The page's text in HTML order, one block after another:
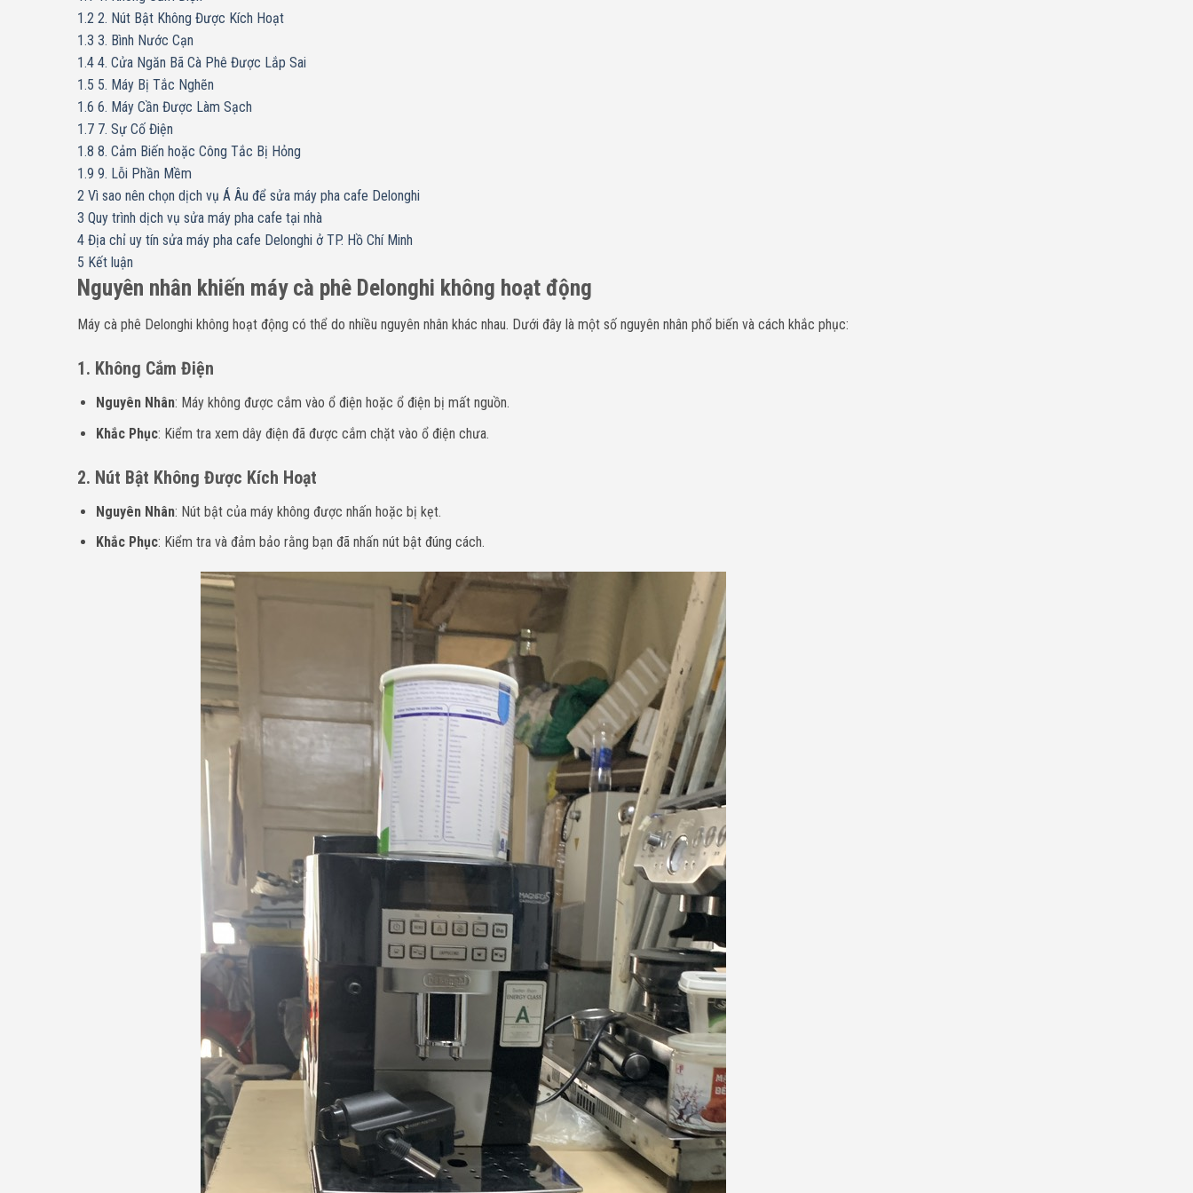
1.2 2. Nút Bật Không Được Kích Hoạt
1.3 3. Bình Nước Cạn
1.4 4. Cửa Ngăn Bã Cà Phê Được Lắp Sai
1.5 5. Máy Bị Tắc Nghẽn
1.6 6. Máy Cần Được Làm Sạch
1.7 7. Sự Cố Điện
1.8 8. Cảm Biến hoặc Công Tắc Bị Hỏng
1.9 9. Lỗi Phần Mềm
2 Vì sao nên chọn dịch vụ Á Âu để sửa máy pha cafe Delonghi
3 Quy trình dịch vụ sửa máy pha cafe tại nhà
4 Địa chỉ uy tín sửa máy pha cafe Delonghi ở TP. Hồ Chí Minh
5 Kết luận
Nguyên nhân khiến máy cà phê Delonghi không hoạt động
Máy cà phê Delonghi không hoạt động có thể do nhiều nguyên nhân khác nhau. Dưới đây là một số nguyên nhân phổ biến và cách khắc phục:
1. Không Cắm Điện
Nguyên Nhân: Máy không được cắm vào ổ điện hoặc ổ điện bị mất nguồn.
Khắc Phục: Kiểm tra xem dây điện đã được cắm chặt vào ổ điện chưa.
2. Nút Bật Không Được Kích Hoạt
Nguyên Nhân: Nút bật của máy không được nhấn hoặc bị kẹt.
Khắc Phục: Kiểm tra và đảm bảo rằng bạn đã nhấn nút bật đúng cách.